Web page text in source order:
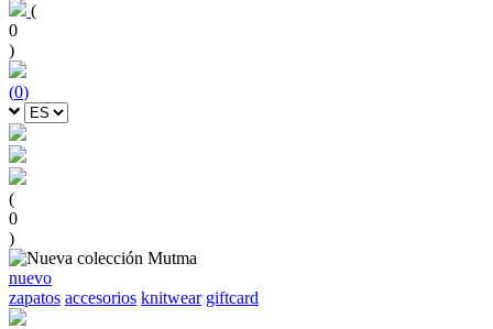
(
0
)
(0)
(
0
)
nuevo
zapatos accesorios knitwear giftcard